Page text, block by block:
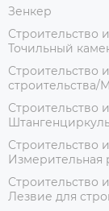
Зенкер
Строительство
Точильный
Строительство
строительства/
Строительство
Строительство
Измерительная
Строительство
Лезвие для